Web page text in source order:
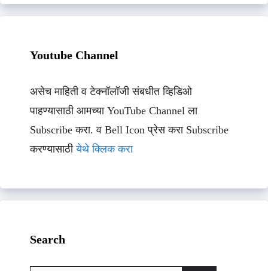
Youtube Channel
असेच माहिती व टेक्नॉलॉजी संबधीत व्हिडिओ
पाहण्यासाठी आमच्या YouTube Channel ला
Subscribe करा. व Bell Icon प्रेस करा Subscribe
करण्यासाठीयेथे क्लिक करा
Search